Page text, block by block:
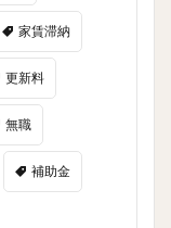
家賃滞納
更新料
無職
補助金